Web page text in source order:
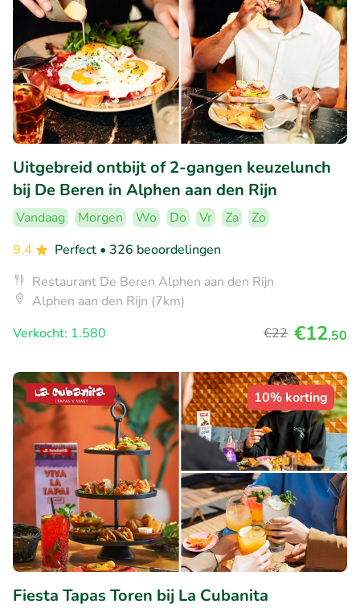
Uitgebreid ontbijt of 2-gangen keuzelunch
bij De Beren in Alphen aan den Rijn
Vandaag Morgen Wo Do Vr Za
Zo
9.4
Perfect • 326 beoordelingen
Restaurant De Beren Alphen aan den Rijn
Alphen aan den Rijn (7km)
Verkocht: 1.580
€22 €12,50
10% korting
Fiesta Tapas Toren bij La Cubanita